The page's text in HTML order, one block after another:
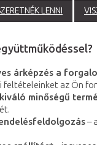
LENNI
árképzés a
feltételeinket az Ön
minőségű
–